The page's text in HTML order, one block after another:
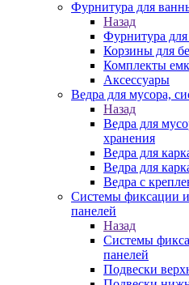
Фурнитура для
Назад
Фурнитура
Корзины для
Комплекты
Аксессуары
Ведра для мусора,
Назад
Ведра для
хранения
Ведра для
Ведра для
Ведра с
Системы фиксации и
панелей
Назад
Системы
панелей
Подвески